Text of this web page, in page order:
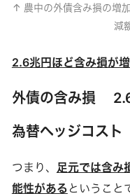
↑ 農中の外債含み損の増
減
2.6兆円ほど含み損が
外債の含み損
為替ヘッジコスト
つまり、
足元では含み
能性がある ということ